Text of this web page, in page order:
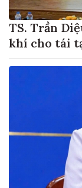
TS. Trần
khí cho tái